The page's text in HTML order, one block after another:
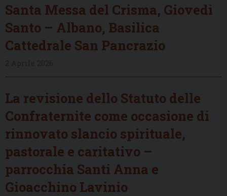
Santa Messa del Crisma, Giovedì
Santo – Albano, Basilica
Cattedrale San Pancrazio
La revisione dello Statuto delle
Confraternite come occasione di
rinnovato slancio spirituale,
pastorale e caritativo –
parrocchia Santi Anna e
Gioacchino Lavinio